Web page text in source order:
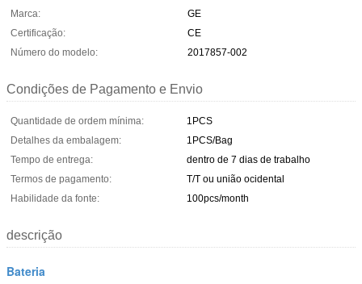
Marca:
GE
Certificação:
CE
Número do modelo:
2017857-002
Condições de Pagamento e Envio
Quantidade de ordem mínima:
1PCS
Detalhes da embalagem:
1PCS/Bag
Tempo de entrega:
dentro de 7 dias de trabalho
Termos de pagamento:
T/T ou união ocidental
Habilidade da fonte:
100pcs/month
descrição
Bateria